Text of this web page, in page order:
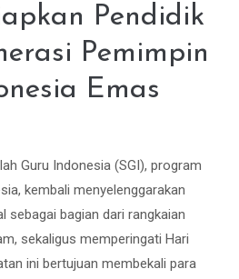
Pendidik
Pemimpin
Emas
Guru Indonesia (SGI), program
kembali menyelenggarakan
sebagai bagian dari rangkaian
sekaligus memperingati Hari
ini bertujuan membekali para